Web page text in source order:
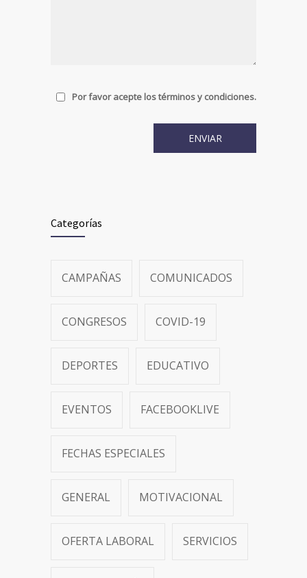
Por favor acepte los términos y condiciones.
Categorías
CAMPAÑAS COMUNICADOS
CONGRESOS COVID-19
DEPORTES EDUCATIVO
EVENTOS FACEBOOKLIVE
FECHAS ESPECIALES
GENERAL MOTIVACIONAL
OFERTA LABORAL SERVICIOS